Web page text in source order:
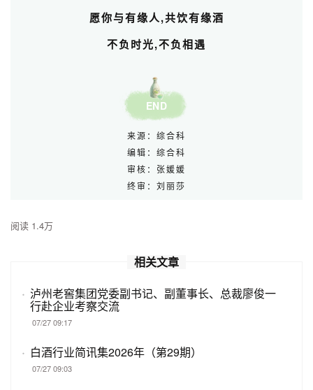
愿你与有缘人,共饮有缘酒
不负时光,不负相遇
END
来源：综合科
编辑：综合科
审核：张媛媛
终审：刘丽莎
阅读 1.4万
相关文章
· 泸州老窖集团党委副书记、副董事长、总裁廖俊一
行赴企业考察交流
07/27 09:17
· 白酒行业简讯集2026年（第29期）
07/27 09:03